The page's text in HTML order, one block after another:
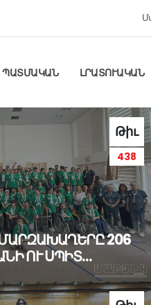
ՊԱՏՄԱԿԱՆ ԼՐԱՏՈՒԱԿԱՆ
Թիւ
438
206
ՈՒ ՍՊԻՏ…